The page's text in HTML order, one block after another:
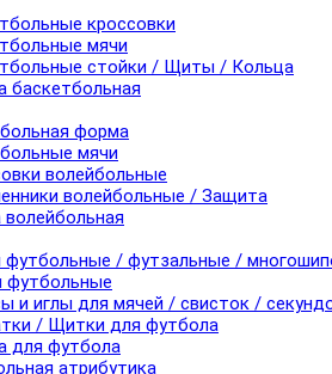
кроссовки
мячи
стойки / Щиты / Кольца
баскетбольная
форма
мячи
волейбольные
волейбольные / Защита
футбольные / футзальные /
футбольные
и иглы для мячей / свисток /
/ Щитки для футбола
для футбола
атрибутика